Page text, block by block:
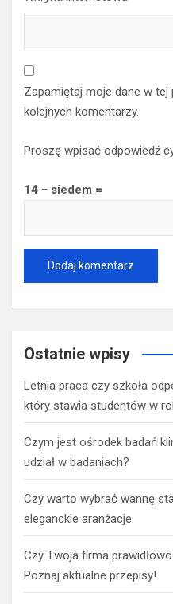
Zapamiętaj moje dane w
kolejnych komentarzy.
Proszę wpisać odpowiedź
14 − siedem =
Ostatnie wpisy
Letnia praca czy szkoła
który stawia studentów w
Czym jest ośrodek badań
udział w badaniach?
Czy warto wybrać wannę
eleganckie aranżacje
Czy Twoja firma
Poznaj aktualne przepisy!